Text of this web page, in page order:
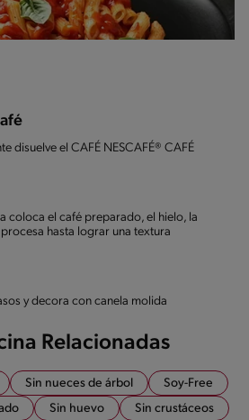
disuelve el CAFÉ NESCAFÉ® CAFÉ
coloca el café preparado, el hielo, la
hasta lograr una textura
y decora con canela molida
Relacionadas
Sin nueces de árbol
Soy-Free
Sin huevo Sin crustáceos